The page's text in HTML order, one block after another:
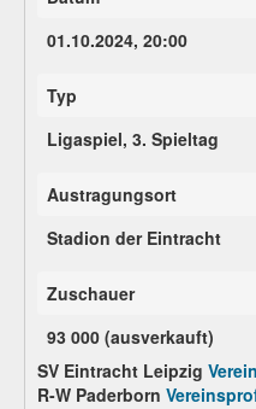
01.10.2024, 20:00
Typ
Ligaspiel, 3. Spieltag
Austragungsort
Stadion der Eintracht
Zuschauer
93 000 (ausverkauft)
SV Eintracht Leipzig
R-W Paderborn